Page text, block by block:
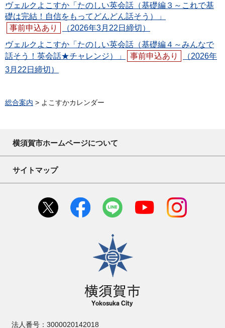
ヴェルクよこすか「たのしい英会話（基礎編３～これで基
礎は完結！自信をもってどんどん話そう）」
事前申込あり
（2026年3月22日締切）
ヴェルクよこすか「たのしい英会話（基礎編４～みんなで
話そう！英会話★チャレンジ）」
事前申込あり
（2026年
3月22日締切）
総合案内 > よこすかカレンダー
横須賀市ホームページについて
サイトマップ
横須賀市
法人番号：3000020142018